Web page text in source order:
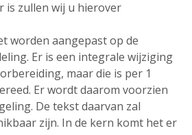
is zullen wij u hierover
worden aangepast op de
Er is een integrale wijziging
maar die is per 1
Er wordt daarom voorzien
De tekst daarvan zal
zijn. In de kern komt het er